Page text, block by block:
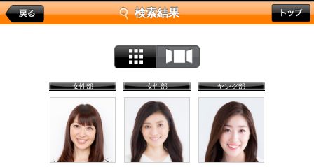
検索結果
女性部 女性部 ヤング部